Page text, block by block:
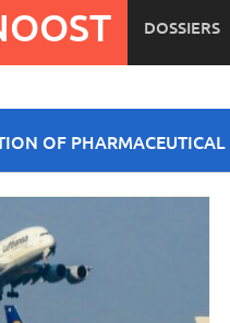
DOSSIERS
OF